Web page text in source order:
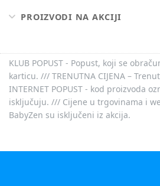
27
28-29
29
29,5
30
30-31
32
PROIZVODI NA AKCIJI
KLUB POPUST - Popust, koji se
karticu. /// TRENUTNA CIJENA –
INTERNET POPUST - kod
isključuju. /// Cijene u trgovinama i
BabyZen su isključeni iz akcija.